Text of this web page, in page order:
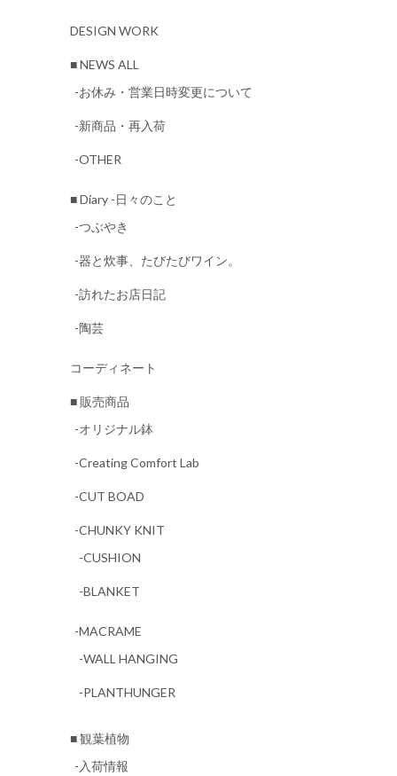
DESIGN WORK
■ NEWS ALL
-お休み・営業日時変更について
-新商品・再入荷
-OTHER
■ Diary -日々のこと
-つぶやき
-器と炊事、たびたびワイン。
-訪れたお店日記
-陶芸
コーディネート
■ 販売商品
-オリジナル鉢
-Creating Comfort Lab
-CUT BOAD
-CHUNKY KNIT
-CUSHION
-BLANKET
-MACRAME
-WALL HANGING
-PLANTHUNGER
■ 観葉植物
-入荷情報